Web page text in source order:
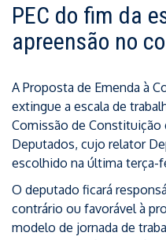
PEC do fim da
apreensão no
A Proposta de Emenda à
extingue a escala de
Comissão de Constituição
Deputados, cujo relator
escolhido na última terça-
O deputado ficará
contrário ou favorável à
modelo de jornada de